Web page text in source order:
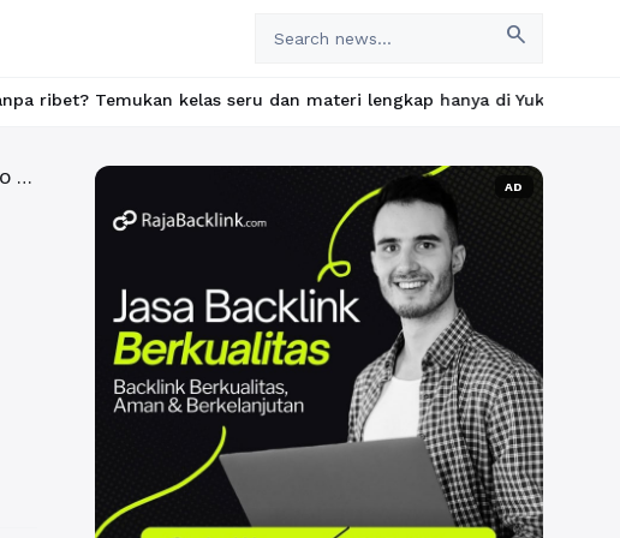
search
kelas seru dan materi lengkap hanya di YukBelajar.com. Mulai
Optimasi UX Mobile Friendly untuk Website Modern agar Meningkatkan Engagement dan SEO Secara Signifikan AD